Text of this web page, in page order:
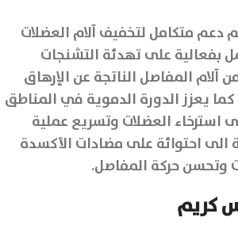
متكامل لتخفيف آلام العضلات
بفعالية على تهدئة التشنجات
آلام المفاصل الناتجة عن الإرهاق
كما يعزز الدورة الدموية في المناطق
استرخاء العضلات وتسريع عملية
الى احتوائة على مضادات الأكسدة
وتحسن حركة المفاصل.
كريم